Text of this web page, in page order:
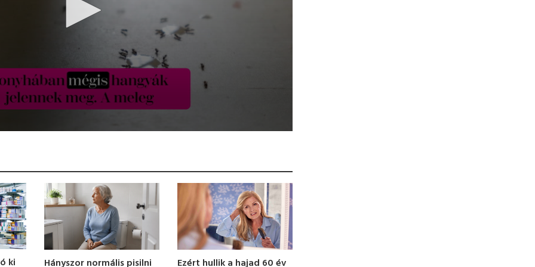
ki Hányszor normális pisilni Ezért hullik a hajad 60 év